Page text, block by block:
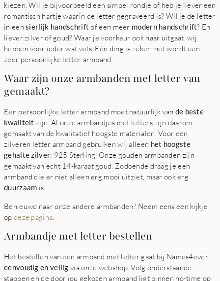
kiezen. Wil je bijvoorbeeld een simpel rondje of heb je liever een
romantisch hartje waarin de letter gegraveerd is? Wil je de letter
in eensierlijk handschrift of een meer modern handschrift? En
liever zilver of goud? Waar je voorkeur ook naar uitgaat, wij
hebben voor ieder wat wils. Eén ding is zeker: het wordt een
zeer persoonlijke letter armband.
Waar zijn onze armbanden met letter van
gemaakt?
Een persoonlijke letter armband moet natuurlijk van de beste
kwaliteit zijn. Al onze armbandjes met letters zijn daarom
gemaakt van de kwalitatief hoogste materialen. Voor een
zilveren letter armband gebruiken wij alleen het hoogste
gehalte zilver: 925 Sterling. Onze gouden armbanden zijn
gemaakt van echt 14-karaat goud. Zodoende draag je een
armband die er niet alleen erg mooi uitziet, maar ook erg
duurzaam is.
Benieuwd naar onze andere armbanden? Neem eens een kijkje
op deze pagina
Armbandje met letter bestellen
Het bestellen van een armband met letter gaat bij Names4ever
eenvoudig en veilig via onze webshop. Volg onderstaande
stappen en de door jou gekozen armband ligt binnen no-time op